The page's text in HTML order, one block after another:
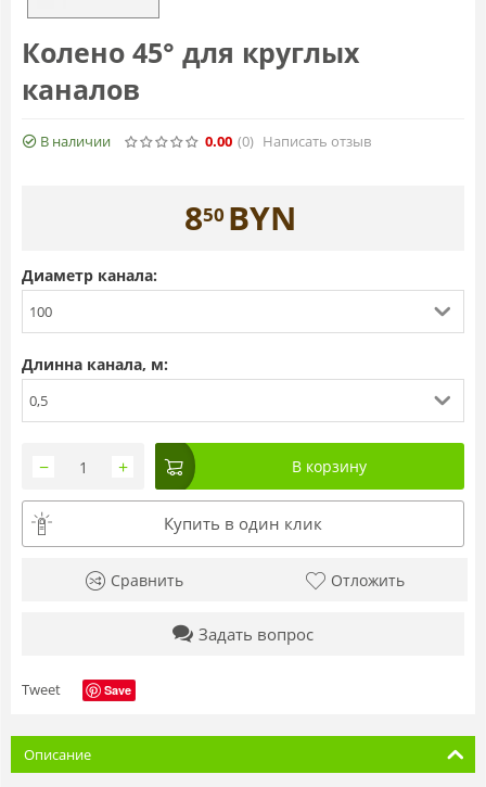
Колено 45° для круглых
каналов
В наличии 0.00 (0) Написать отзыв
850 BYN
Диаметр канала:
100
Длинна канала, м:
0,5
+
− В корзину
Купить в один клик
Сравнить Отложить
Задать вопрос
Tweet Save
Описание